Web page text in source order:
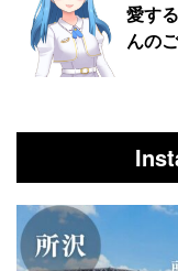
愛す
んの